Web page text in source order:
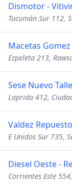
Dismotor -
Tucumán Sur 112,
Macetas Gomez
Ezpeleta 213,
Sese Nuevo
Laprida 412,
Valdez
E Unidos Sur 735,
Diesel Oeste -
Corrientes Este